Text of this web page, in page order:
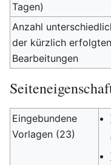
Tagen)
Anzahl
der kürzlich erfolgten
Bearbeitungen
Eingebundene
Vorlagen (23)